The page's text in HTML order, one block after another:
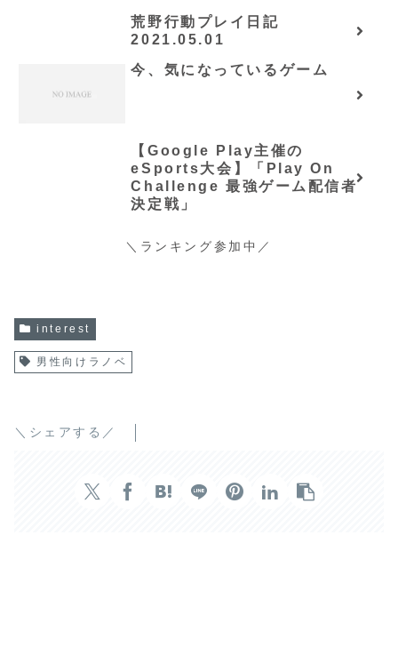
荒野行動プレイ日記
2021.05.01
今、気になっているゲーム
【Google Play主催の
eSports大会】「Play On
Challenge 最強ゲーム配信者
決定戦」
＼ランキング参加中／
interest
男性向けラノベ
＼シェアする／